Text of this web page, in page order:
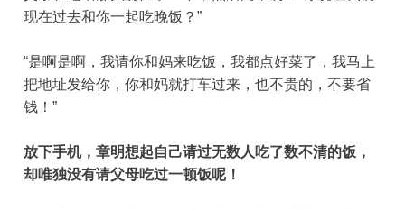
现在过去和你一起吃晚饭？”
“是啊是啊，我请你和妈来吃饭，我都点好菜了，我马上
把地址发给你，你和妈就打车过来，也不贵的，不要省
钱！”
放下手机，章明想起自己请过无数人吃了数不清的饭，
却唯独没有请父母吃过一顿饭呢！